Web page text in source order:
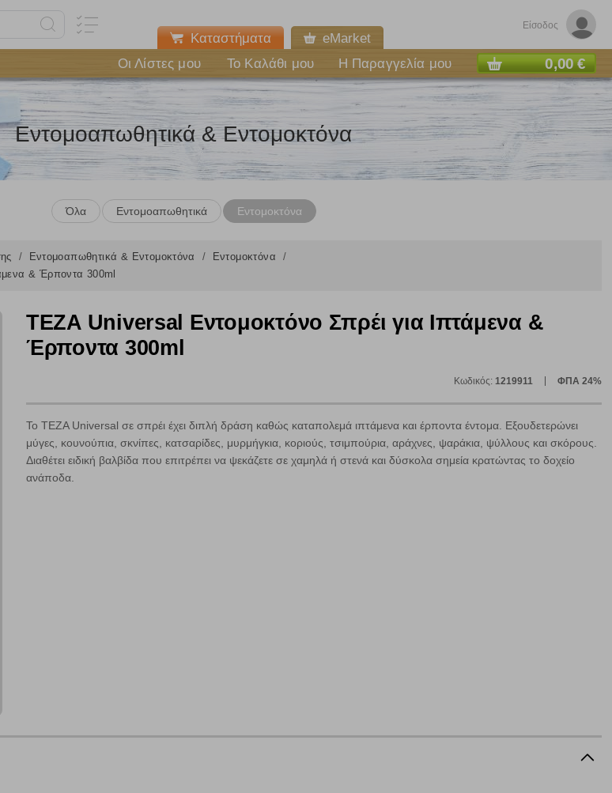
Είσοδος
Καταστήματα
eMarket
Οι Λίστες μου Το Καλάθι μου Η Παραγγελία μου 0,00 €
Εντομοαπωθητικά & Εντομοκτόνα
Όλα Εντομοαπωθητικά Εντομοκτόνα
Εντομοαπωθητικά & Εντομοκτόνα
Εντομοκτόνα
& Έρποντα 300ml
TEZA Universal Εντομοκτόνο Σπρέι για Ιπτάμενα &
Έρποντα 300ml
Κωδικός: 1219911 ΦΠΑ 24%
Το ΤΕΖΑ Universal σε σπρέι έχει διπλή δράση καθώς καταπολεμά ιπτάμενα και έρποντα έντομα. Εξουδετερώνει
μύγες, κουνούπια, σκνίπες, κατσαρίδες, μυρμήγκια, κοριούς, τσιμπούρια, αράχνες, ψαράκια, ψύλλους και σκόρους.
Διαθέτει ειδική βαλβίδα που επιτρέπει να ψεκάζετε σε χαμηλά ή στενά και δύσκολα σημεία κρατώντας το δοχείο
ανάποδα.
"Αναζήτηση". Θα εμφανιστούν αποτελέσματα από
και για κάθε προϊόν.
σύνδεσης και πληροφορίες σχετικές με την περιήγησή σας, οι οποίες είναι μη εξατομικευμένες και σπάνια
Τα cookies είναι μικρά αρχεία κειμένου τα οποία, μέσω του προγράμματος περιήγησης εγκαθίστανται στον
και βελτιώνοντας την εμπειρία περιήγησης ή, εφ΄ όσον το επιλέξετε, απομνημονεύοντας τις προτιμήσεις
ότι αποκλεισμός ορισμένων κατηγοριών αρχείων cookies, μπορεί να επηρεάσει την εμπειρία της περιήγησής